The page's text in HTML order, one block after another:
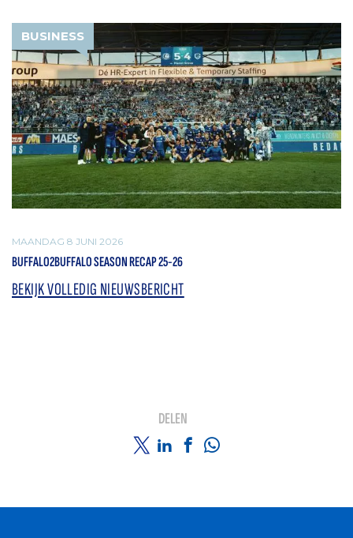
BUSINESS
MAANDAG 8 JUNI 2026
BUFFALO2BUFFALO SEASON RECAP 25-26
BEKIJK VOLLEDIG NIEUWSBERICHT
DELEN